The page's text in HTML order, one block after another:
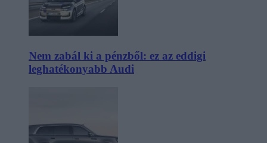
Nem zabál ki a pénzből: ez az eddigi
leghatékonyabb Audi